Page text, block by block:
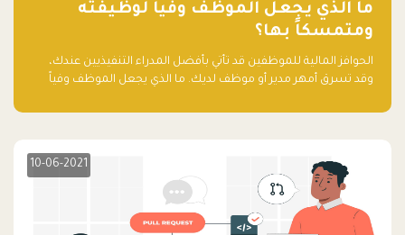
ما الذي يجعل الموظف وفياً لوظيفته
ومتمسكاً بها؟
الحوافز المالية للموظفين قد تأتي بأفضل المدراء التنفيذيين عندك،
وقد تسرق أمهر مدير أو موظف لديك. ما الذي يجعل الموظف وفياً
10-06-2021